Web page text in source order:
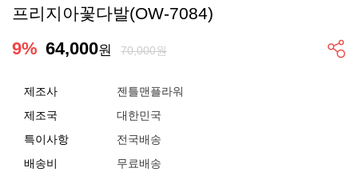
프리지아꽃다발(OW-7084)
9% 64,000원 70,000원
제조사
젠틀맨플라워
제조국
대한민국
특이사항
전국배송
배송비
무료배송